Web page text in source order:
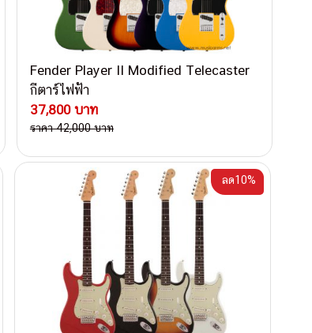
Fender Player II Modified Telecaster
กีตาร์ไฟฟ้า
37,800 บาท
ราคา 42,000 บาท
ลด10%